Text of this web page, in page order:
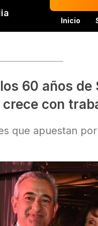
Inicio
60 años de
con
que apuestan